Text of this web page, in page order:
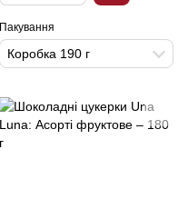
Пакування
Коробка 190 г